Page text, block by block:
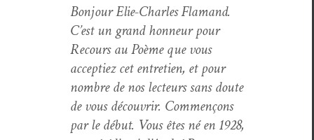
Bon­jour Elie-Charles Fla­mand.
C’est un grand hon­neur pour
Recours au Poème que vous
accep­tiez cet entre­tien, et pour
nom­bre de nos lecteurs sans doute
de vous décou­vrir. Com­mençons
par le début. Vous êtes né en 1928,